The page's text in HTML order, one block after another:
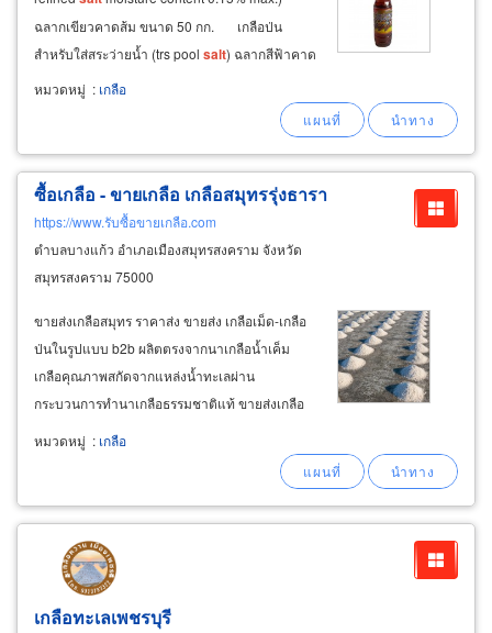
ฉลากเขียวคาดส้ม ขนาด 50 กก. เกลือป่น
สำหรับใส่สระว่ายน้ำ (trs pool salt) ฉลากสีฟ้าคาด
น้ำเงิน ขนาด 25 กก.
หมวดหมู่ : เกลือ
ซื้อเกลือ - ขายเกลือ เกลือสมุทรรุ่งธารา
https://www.รับซื้อขายเกลือ.com
ตำบลบางแก้ว อำเภอเมืองสมุทรสงคราม จังหวัด
สมุทรสงคราม 75000
ขายส่งเกลือสมุทร ราคาส่ง ขายส่ง เกลือเม็ด-เกลือ
ป่นในรูปแบบ b2b ผลิตตรงจากนาเกลือน้ำเค็ม
เกลือคุณภาพสกัดจากแหล่งน้ำทะเลผ่าน
กระบวนการทำนาเกลือธรรมชาติแท้ ขายส่งเกลือ
อุตสาหกรรมอาหาร เกลืออุตสาหกรรมเครื่องปรุงรส
ราคาโรงงาน ขายส่งเกลือใช้เป็นวัตถุดิบในการ
curing
หมวดหมู่ : เกลือ
เกลือทะเลเพชรบุรี